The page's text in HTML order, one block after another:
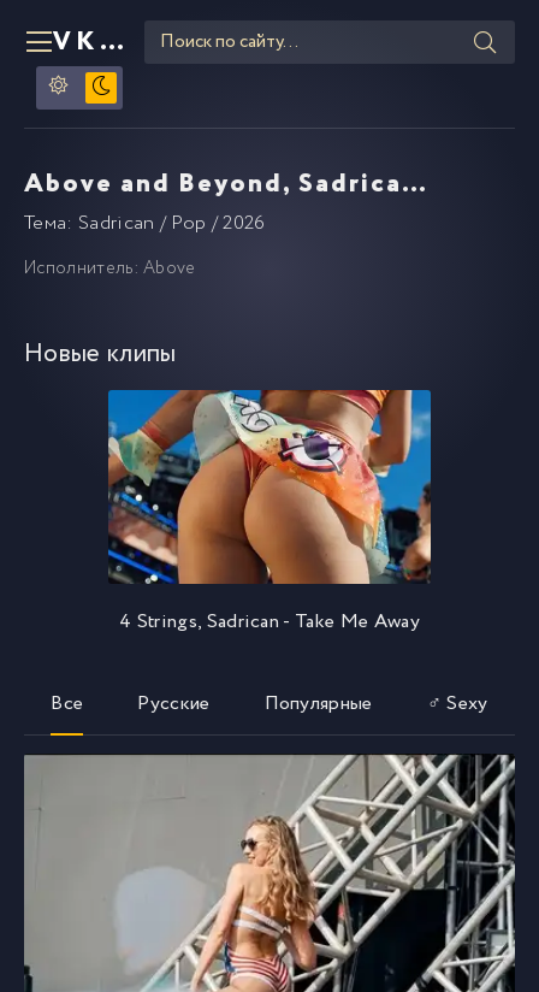
VKLIPE RU
Above and Beyond, Sadrican - Can Not Sleep
Тема: Sadrican / Pop / 2026
Исполнитель: Above
Новые клипы
4 Strings, Sadrican - Take Me Away
Все Русские Популярные ♂ Sexy